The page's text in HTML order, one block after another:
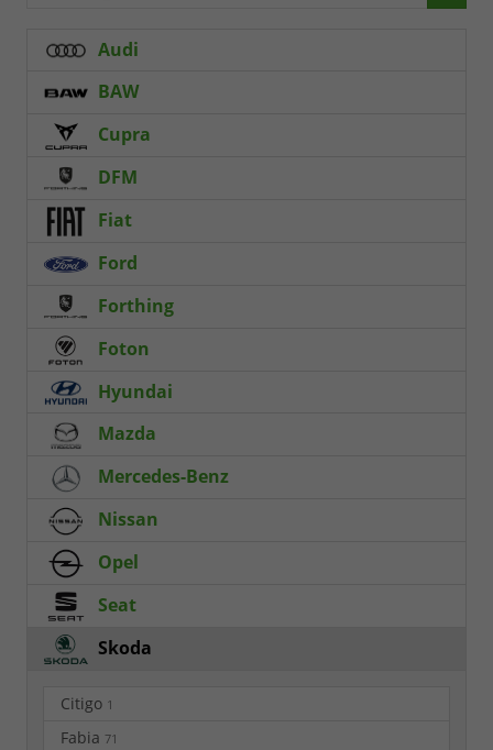
Audi
BAW
Cupra
DFM
Fiat
Ford
Forthing
Foton
Hyundai
Mazda
Mercedes-Benz
Nissan
Opel
Seat
Skoda
Citigo 1
Fabia 71